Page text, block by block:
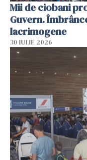
Mii de ciobani
Guvern.
lacrimogene
30 IULIE 2026